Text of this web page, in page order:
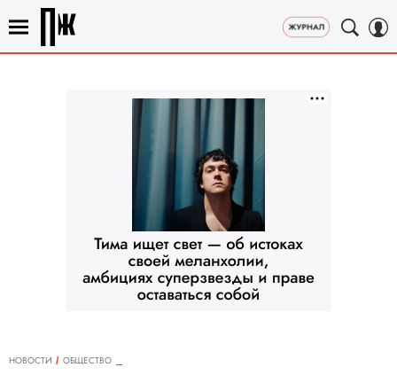
НОВОСТИ
ОБЩЕСТВО